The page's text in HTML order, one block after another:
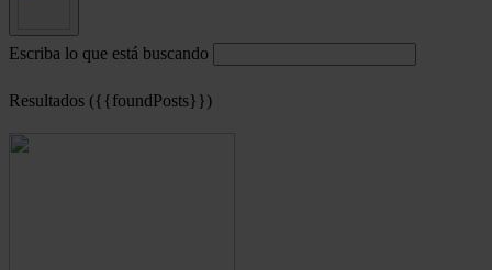
Escriba lo que está buscando
Resultados ({{foundPosts}})